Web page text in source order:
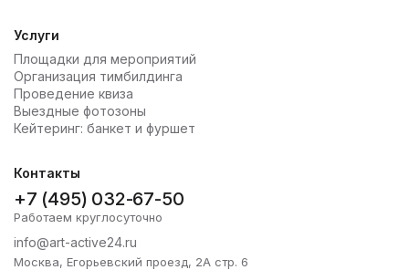
Услуги
Площадки для мероприятий
Организация тимбилдинга
Проведение квиза
Выездные фотозоны
Кейтеринг: банкет и фуршет
Контакты
+7 (495) 032-67-50
Работаем круглосуточно
info@art-active24.ru
Москва, Егорьевский проезд, 2А стр. 6